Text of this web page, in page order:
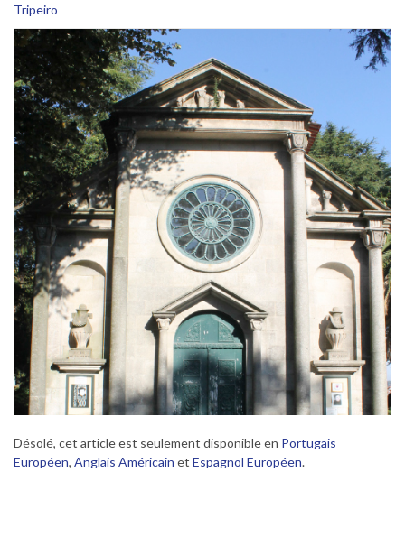
Tripeiro
Désolé, cet article est seulement disponible en Portugais
Européen, Anglais Américain et Espagnol Européen.